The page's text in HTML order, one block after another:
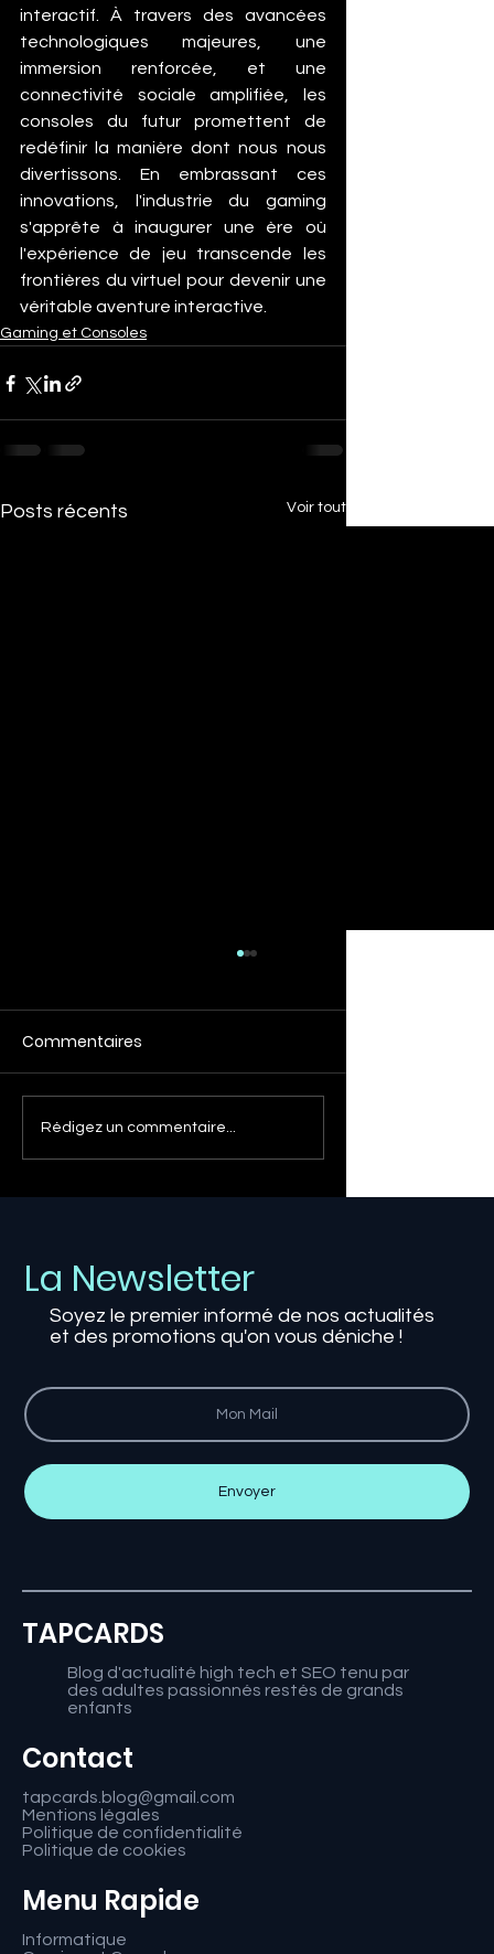
interactif. À travers des avancées
technologiques majeures, une
immersion renforcée, et une
connectivité sociale amplifiée, les
consoles du futur promettent de
redéfinir la manière dont nous nous
divertissons. En embrassant ces
innovations, l'industrie du gaming
s'apprête à inaugurer une ère où
l'expérience de jeu transcende les
frontières du virtuel pour devenir une
véritable aventure interactive.
Gaming et Consoles
Posts récents Voir tout
Commentaires
Rédigez un commentaire...
La Newsletter
Soyez le premier informé de nos actualités
et des promotions qu'on vous déniche !
Envoyer
TAPCARDS
Blog d'actualité high tech et SEO tenu par
des adultes passionnés restés de grands
enfants
Contact
tapcards.blog@gmail.com
Mentions légales
Politique de confidentialité
Politique de cookies
Menu Rapide
Informatique